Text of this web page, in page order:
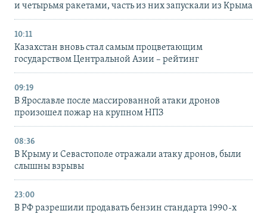
и четырьмя ракетами, часть из них запускали из Крыма
10:11
Казахстан вновь стал самым процветающим
государством Центральной Азии – рейтинг
09:19
В Ярославле после массированной атаки дронов
произошел пожар на крупном НПЗ
08:36
В Крыму и Севастополе отражали атаку дронов, были
слышны взрывы
23:00
В РФ разрешили продавать бензин стандарта 1990-х